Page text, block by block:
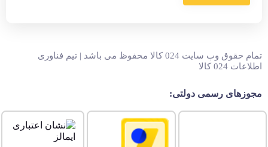
تمام حقوق وب سایت 024 کالا محفوظ می باشد | تیم فناوری
اطلاعات 024 کالا
مجوزهای رسمی دولتی: